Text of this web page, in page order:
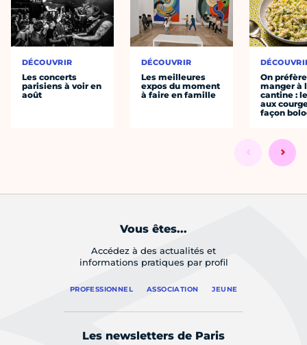
DÉCOUVRIR
Les concerts
parisiens à voir en
août
DÉCOUVRIR
Les meilleures
expos du moment
à faire en famille
On préfère
manger à
cantine :
aux
façon
Vous êtes...
Accédez à des actualités et
informations pratiques par profil
PROFESSIONNEL ASSOCIATION JEUNE
Les newsletters de Paris